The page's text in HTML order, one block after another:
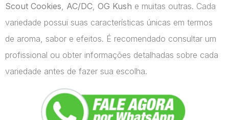
Scout Cookies AC/DC OG Kush e muitas outras. Cada
variedade possui suas características únicas em termos
de aroma, sabor e efeitos. É recomendado consultar um
profissional ou obter informações detalhadas sobre cada
variedade antes de fazer sua escolha.